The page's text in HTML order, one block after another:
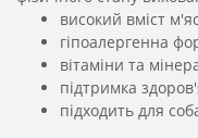
високий вміст
гіпоалергенна
вітаміни та
підтримка
підходить для